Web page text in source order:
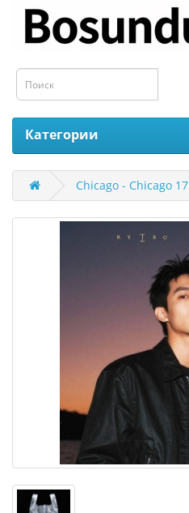
Категории
Chicago - Chicago 17